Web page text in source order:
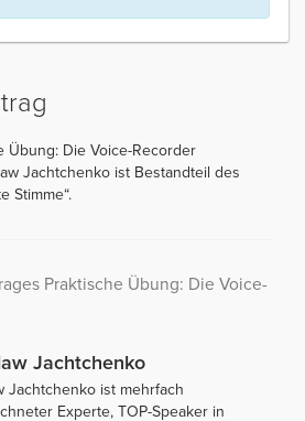
Übung: Die Voice-Recorder
Jachtchenko ist Bestandteil des
Stimme“.
Praktische Übung: Die Voice-
Jachtchenko
Jachtchenko ist mehrfach
Experte, TOP-Speaker in